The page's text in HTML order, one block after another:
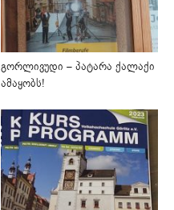
გორლივუდი – პატარა ქალაქი
ამაყობს!